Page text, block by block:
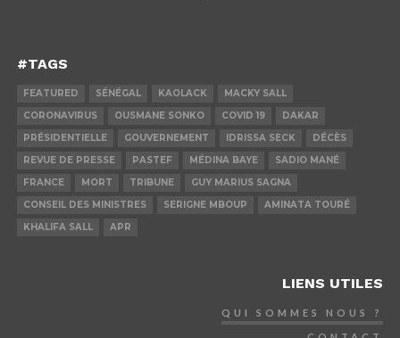
#TAGS
FEATURED SÉNÉGAL KAOLACK
MACKY SALL
CORONAVIRUS
OUSMANE SONKO COVID 19
DAKAR
PRÉSIDENTIELLE
GOUVERNEMENT IDRISSA SECK
DÉCÈS
REVUE DE PRESSE
PASTEF MÉDINA BAYE
SADIO MANÉ
FRANCE
MORT TRIBUNE
GUY MARIUS SAGNA
CONSEIL DES MINISTRES
SERIGNE MBOUP
AMINATA TOURÉ
KHALIFA SALL
APR
LIENS UTILES
QUI SOMMES NOUS ?